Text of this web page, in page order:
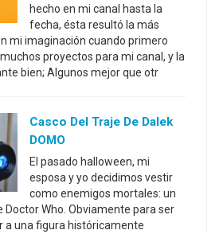
hecho en mi canal hasta la
fecha, ésta resultó la más
mi imaginación cuando primero
proyectos para mi canal, y la
bien; Algunos mejor que otr
Casco Del Traje De Dalek
DOMO
El pasado halloween, mi
esposa y yo decidimos vestir
como enemigos mortales: un
Doctor Who. Obviamente para ser
una figura históricamente